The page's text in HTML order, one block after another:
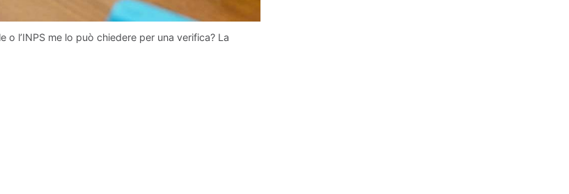
l’INPS me lo può chiedere per una verifica? La